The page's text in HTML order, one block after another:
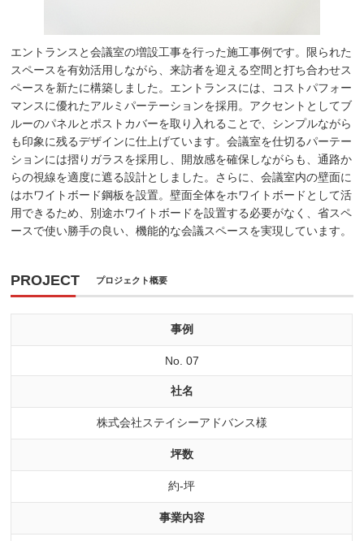
エントランスと会議室の増設工事を行った施工事例です。限られた
スペースを有効活用しながら、来訪者を迎える空間と打ち合わせス
ペースを新たに構築しました。エントランスには、コストパフォー
マンスに優れたアルミパーテーションを採用。アクセントとしてブ
ルーのパネルとポストカバーを取り入れることで、シンプルながら
も印象に残るデザインに仕上げています。会議室を仕切るパーテー
ションには摺りガラスを採用し、開放感を確保しながらも、通路か
らの視線を適度に遮る設計としました。さらに、会議室内の壁面に
はホワイトボード鋼板を設置。壁面全体をホワイトボードとして活
用できるため、別途ホワイトボードを設置する必要がなく、省スペ
ースで使い勝手の良い、機能的な会議スペースを実現しています。
PROJECT プロジェクト概要
事例
No. 07
社名
株式会社ステイシーアドバンス様
坪数
約-坪
事業内容